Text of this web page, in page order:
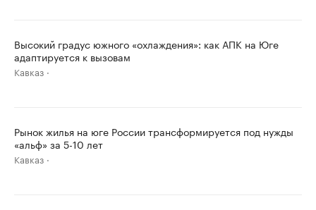
Высокий градус южного «охлаждения»: как АПК на Юге
адаптируется к вызовам
Кавказ
Рынок жилья на юге России трансформируется под нужды
«альф» за 5-10 лет
Кавказ